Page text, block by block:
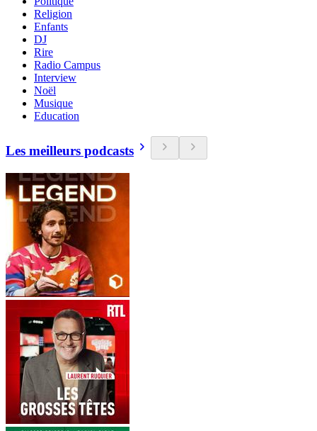
Religion
Enfants
DJ
Rire
Radio Campus
Interview
Noël
Musique
Education
Les meilleurs podcasts